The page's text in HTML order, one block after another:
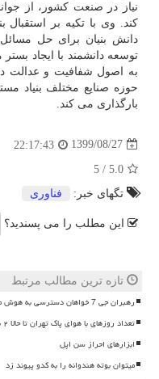
نیاز در صنعت کشور، از
کند. وی با تکیه بر استقبال
دانش بنیان برای حل
توسعه دانشمند با ایجاد
به اصول شفافیت و عدالت
حوزه صنایع مختلف بنیاد
بارگذاری می کند.
1399/08/27
22:17:43
5.0
/
5
تگهای خبر:
فناوری
این مطلب را می پسندید؟
تازه ترین مطالب مرتبط
رهبران جی 7 خواهان دسترسی به هوش مصنوعی پیشرفته شدند
تعداد روزهای با هوای پاک تهران تا حالا ۲ برابر کل سال قبل است
ابزارهای احراز سن اپل
میتوان بوته هندوانه را به کدو پیوند زد